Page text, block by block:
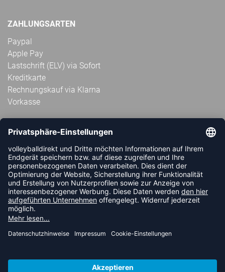
ZAHLUNGSARTEN
Paypal
Apple Pay
Lastschrift (ELV) via Sofort
Kreditkarte
Rechnungskauf via Klarna
Vorkasse
ABONNIERE JETZT DEN KOSTENLOSEN
VOLLEYBALLDIREKT-NEWSLETTER UND VERPASSE KEINE
NEUIGKEIT ODER AKTION MEHR.
JETZT ANMELDEN